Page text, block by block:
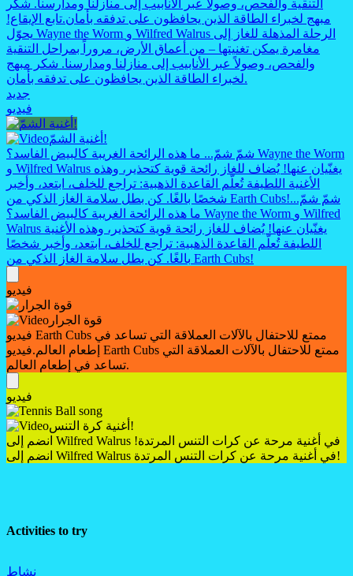
التنقية والفحص، وصولاً عبر الأنابيب إلى منازلنا ومدارسنا. شكر
مبهج لخبراء الطاقة الذين يحافظون على تدفقه بأمان.تابع الإيقاع!
يحوّل Wayne the Worm و Wilfred Walrus الرحلة المذهلة للغاز إلى
مغامرة يمكن تغنيتها – من أعماق الأرض، مروراً بمراحل التنقية
والفحص، وصولاً عبر الأنابيب إلى منازلنا ومدارسنا. شكر مبهج
لخبراء الطاقة الذين يحافظون على تدفقه بأمان.
جديد
فيديو
أغنية الشمّ!
شمّ شمّ... ما هذه الرائحة الغريبة كالبيض الفاسد؟ Wayne the Worm
و Wilfred Walrus يغنّيان عنها! يُضاف للغاز رائحة قوية كتحذير، وهذه
الأغنية اللطيفة تُعلّم القاعدة الذهبية: تراجع للخلف، ابتعد، وأخبر
شخصًا بالغًا. كن بطل سلامة الغاز الذكي من Earth Cubs!شمّ شمّ...
ما هذه الرائحة الغريبة كالبيض الفاسد؟ Wayne the Worm و Wilfred
Walrus يغنّيان عنها! يُضاف للغاز رائحة قوية كتحذير، وهذه الأغنية
اللطيفة تُعلّم القاعدة الذهبية: تراجع للخلف، ابتعد، وأخبر شخصًا
بالغًا. كن بطل سلامة الغاز الذكي من Earth Cubs!
فيديو
قوة الجرار
فيديو Earth Cubs ممتع للاحتفال بالآلات العملاقة التي تساعد في
إطعام العالم.فيديو Earth Cubs ممتع للاحتفال بالآلات العملاقة التي
تساعد في إطعام العالم.
فيديو
أغنية كرة التنس!
انضم إلى Wilfred Walrus في أغنية مرحة عن كرات التنس المرتدة!
انضم إلى Wilfred Walrus في أغنية مرحة عن كرات التنس المرتدة!
Activities to try
نشاط